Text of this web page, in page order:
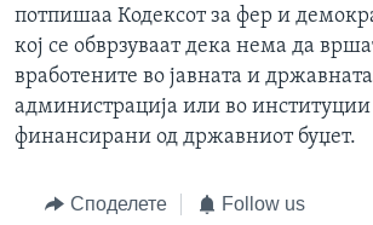
потпишаа Кодексот за фер и
кој се обврзуваат дека нема да
вработените во јавната и државната
администрација или во институции
финансирани од државниот буџет.
Споделете Follow us